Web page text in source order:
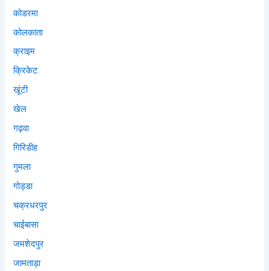
कोडरमा
कोलकाता
क्राइम
क्रिकेट
खूंटी
खेल
गढ़वा
गिरिडीह
गुमला
गोड्डा
चक्रधरपुर
चाईबासा
जमशेदपुर
जामताड़ा